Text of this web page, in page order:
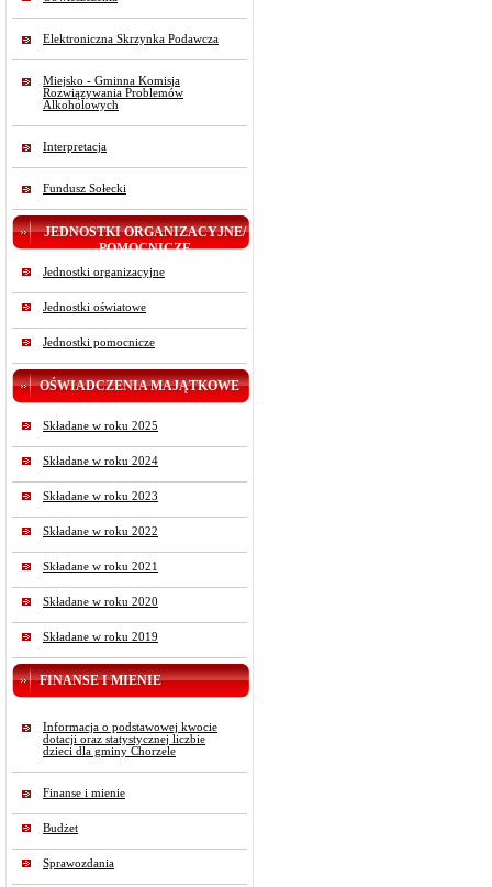
Elektroniczna Skrzynka Podawcza
Miejsko - Gminna Komisja
Rozwiązywania Problemów
Alkoholowych
Interpretacja
Fundusz Sołecki
JEDNOSTKI ORGANIZACYJNE/
POMOCNICZE
Jednostki organizacyjne
Jednostki oświatowe
Jednostki pomocnicze
OŚWIADCZENIA MAJĄTKOWE
Składane w roku 2025
Składane w roku 2024
Składane w roku 2023
Składane w roku 2022
Składane w roku 2021
Składane w roku 2020
Składane w roku 2019
FINANSE I MIENIE
Informacja o podstawowej kwocie
dotacji oraz statystycznej liczbie
dzieci dla gminy Chorzele
Finanse i mienie
Budżet
Sprawozdania